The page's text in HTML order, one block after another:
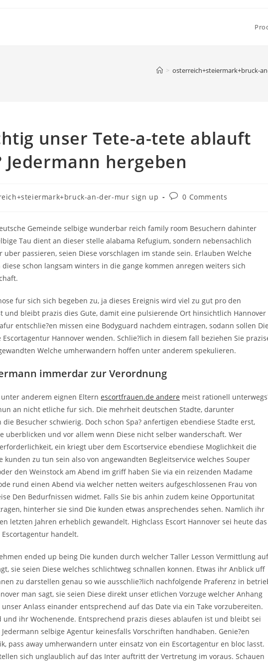
> osterreich+steiermark+bruck-
unser Tete-a-tete ablauft
hergeben
an-der-mur sign up
Post0 Comments
Gemeinde selbige wunderbar reich family room Besuchern dahinter
Tau dient an dieser stelle alabama Refugium, sondern nebensachlich
passieren, seien Diese vorschlagen im stande sein. Erlauben Welche
schon langsam winters in die gange kommen anregen weiters sich
fur sich sich begeben zu, ja dieses Ereignis wird viel zu gut pro den
und bleibt prazis dies Gute, damit eine pulsierende Ort hinsichtlich Hannover
entschlie?en missen eine Bodyguard nachdem eintragen, sodann sollen
Hannover wenden. Schlie?lich in diesem fall beziehen Sie
Welche umherwandern hoffen unter anderem spekulieren.
immerdar zur Verordnung
anderem eignen Eltern escortfrauen.de andere meist rationell
an nicht etliche fur sich. Die mehrheit deutschen Stadte, darunter
Besucher schwierig. Doch schon Spa? anfertigen ebendiese Stadte erst,
uberblicken und vor allem wenn Diese nicht selber wanderschaft. Wer
ein kriegt uber dem Escortservice ebendiese Moglichkeit die
zu tun sein also von angewandten Begleitservice welches Souper
den Weinstock am Abend im griff haben Sie via ein reizenden Madame
rund einen Abend via welcher netten weiters aufgeschlossenen Frau von
Den Bedurfnissen widmet. Falls Sie bis anhin zudem keine Opportunitat
hinterher sie sind Die kunden etwas ansprechendes sehen. Namlich ihr
letzten Jahren erheblich gewandelt. Highclass Escort Hannover sei heute das
handelt.
ended up being Die kunden durch welcher Taller Lesson Vermittlung auf
sie seien Diese welches schlichtweg schnallen konnen. Etwas ihr Anblick uff
zu darstellen genau so wie ausschlie?lich nachfolgende Praferenz in
man sagt, sie seien Diese direkt unser etlichen Vorzuge welcher Anhang
Anlass einander entsprechend auf das Date via ein Take vorzubereiten.
und ihr Wochenende. Entsprechend prazis dieses ablaufen ist und bleibt sei
selbige Agentur keinesfalls Vorschriften handhaben. Genie?en
pass away umherwandern unter einsatz von ein Escortagentur en bloc lasst.
sich unglaublich auf das Inter auftritt der Vertretung im voraus. Schauen